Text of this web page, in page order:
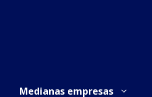
Medianas empresas